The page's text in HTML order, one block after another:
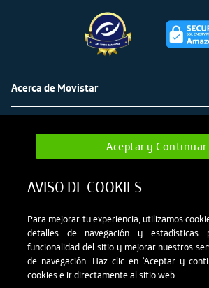
Acerca de Movistar
Sobre nuestro Sistema de Gestión Ambiental
Tarifas
Atención al cliente
Defensoría del cliente Movistar
Términos y regulaciones
Avisos legales
Protección de datos
Contenido ilegal
Movistar El Salvador | Telefonía,
Movistar © 2026.
Todos los derechos
AVISO DE COOKIES
Para mejorar tu experiencia, utilizamos
detalles de navegación y estadísticas
funcionalidad del sitio y mejorar nuestros
de navegación. Haz clic en ‘Aceptar y
cookies e ir directamente al sitio web.
Aceptar y Continuar